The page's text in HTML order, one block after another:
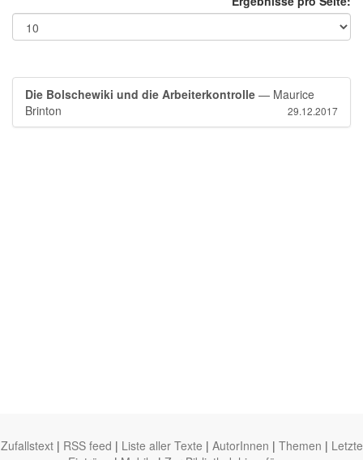
Die Bolschewiki und die Arbeiterkontrolle — Maurice
Brinton
29.12.2017
Zufallstext | RSS feed | Liste aller Texte | AutorInnen | Themen | Letzte